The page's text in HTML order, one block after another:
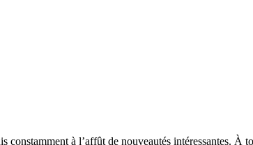
constamment à l’affût de nouveautés intéressantes. À